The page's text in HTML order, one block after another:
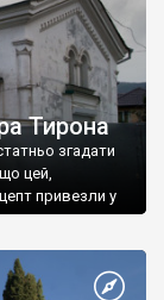
Тирона
згадати
цей,
привезли у